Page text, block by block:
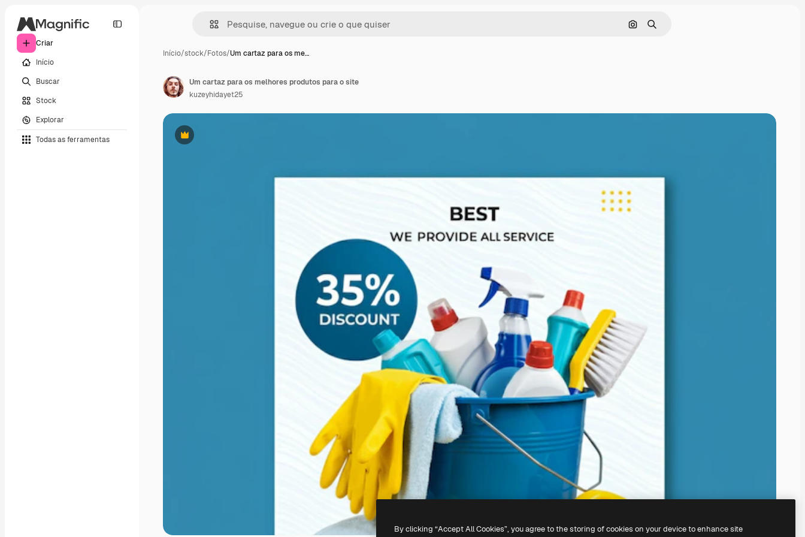
Criar
Início
Buscar
Stock
Explorar
Todas as ferramentas
Pesquisar por imagem
Buscar
Início/stock/Fotos/Um cartaz para os me…
Premium
Um cartaz para os melhores produtos para o site
kuzeyhidayet25
By clicking “Accept All Cookies”, you agree to the storing of cookies on your device to enhance site